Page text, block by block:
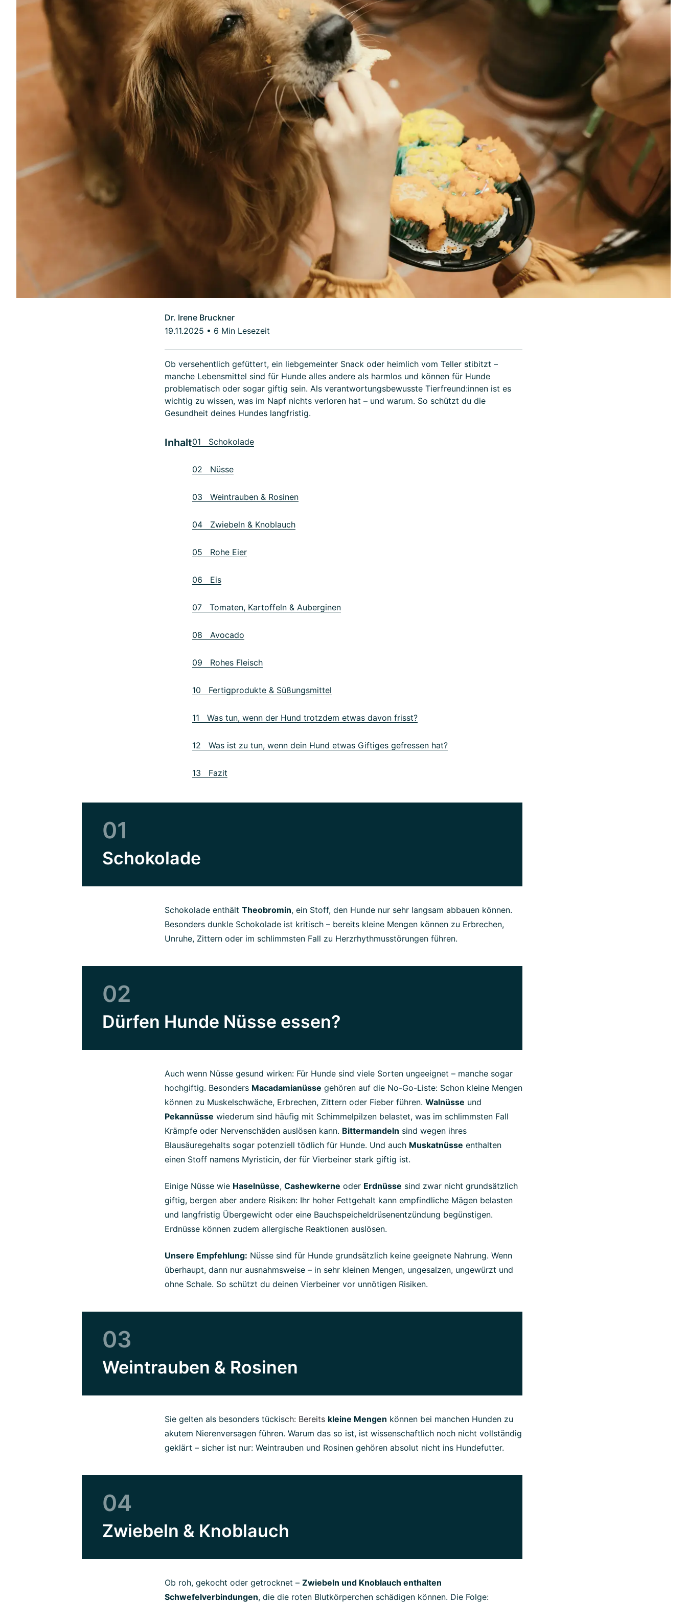
Dr. Irene Bruckner
19.11.2025 • 6 Min Lesezeit
Ob versehentlich gefüttert, ein liebgemeinter Snack oder heimlich vom Teller stibitzt –
manche Lebensmittel sind für Hunde alles andere als harmlos und können für Hunde
problematisch oder sogar giftig sein. Als verantwortungsbewusste Tierfreund:innen ist es
wichtig zu wissen, was im Napf nichts verloren hat – und warum. So schützt du die
Gesundheit deines Hundes langfristig.
Inhalt01 Schokolade
02 Nüsse
03 Weintrauben & Rosinen
04 Zwiebeln & Knoblauch
05 Rohe Eier
06 Eis
07 Tomaten, Kartoffeln & Auberginen
08 Avocado
09 Rohes Fleisch
10 Fertigprodukte & Süßungsmittel
11 Was tun, wenn der Hund trotzdem etwas davon frisst?
12 Was ist zu tun, wenn dein Hund etwas Giftiges gefressen hat?
13 Fazit
01
Schokolade
Schokolade enthält Theobromin, ein Stoff, den Hunde nur sehr langsam abbauen können.
Besonders dunkle Schokolade ist kritisch – bereits kleine Mengen können zu Erbrechen,
Unruhe, Zittern oder im schlimmsten Fall zu Herzrhythmusstörungen führen.
02
Dürfen Hunde Nüsse essen?
Auch wenn Nüsse gesund wirken: Für Hunde sind viele Sorten ungeeignet – manche sogar
hochgiftig. Besonders Macadamianüsse gehören auf die No-Go-Liste: Schon kleine Mengen
können zu Muskelschwäche, Erbrechen, Zittern oder Fieber führen. Walnüsse und
Pekannüsse wiederum sind häufig mit Schimmelpilzen belastet, was im schlimmsten Fall
Krämpfe oder Nervenschäden auslösen kann. Bittermandeln sind wegen ihres
Blausäuregehalts sogar potenziell tödlich für Hunde. Und auch Muskatnüsse enthalten
einen Stoff namens Myristicin, der für Vierbeiner stark giftig ist.
Einige Nüsse wie Haselnüsse, Cashewkerne oder Erdnüsse sind zwar nicht grundsätzlich
giftig, bergen aber andere Risiken: Ihr hoher Fettgehalt kann empfindliche Mägen belasten
und langfristig Übergewicht oder eine Bauchspeicheldrüsenentzündung begünstigen.
Erdnüsse können zudem allergische Reaktionen auslösen.
Unsere Empfehlung: Nüsse sind für Hunde grundsätzlich keine geeignete Nahrung. Wenn
überhaupt, dann nur ausnahmsweise – in sehr kleinen Mengen, ungesalzen, ungewürzt und
ohne Schale. So schützt du deinen Vierbeiner vor unnötigen Risiken.
03
Weintrauben & Rosinen
Sie gelten als besonders tückisch: Bereits kleine Mengen können bei manchen Hunden zu
akutem Nierenversagen führen. Warum das so ist, ist wissenschaftlich noch nicht vollständig
geklärt – sicher ist nur: Weintrauben und Rosinen gehören absolut nicht ins Hundefutter.
04
Zwiebeln & Knoblauch
Ob roh, gekocht oder getrocknet – Zwiebeln und Knoblauch enthalten
Schwefelverbindungen, die die roten Blutkörperchen schädigen können. Die Folge: